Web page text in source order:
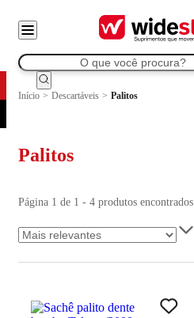
Início > Descartáveis > Palitos
Palitos
Página 1 de 1 - 4 produtos encontrados